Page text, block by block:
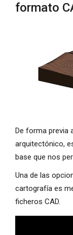
formato
De forma previa
arquitectónico,
base que nos
Una de las
cartografía es
ficheros CAD.